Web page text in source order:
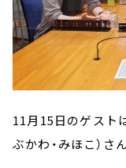
11月15日のゲスト
ぶかわ・みほこ）さん